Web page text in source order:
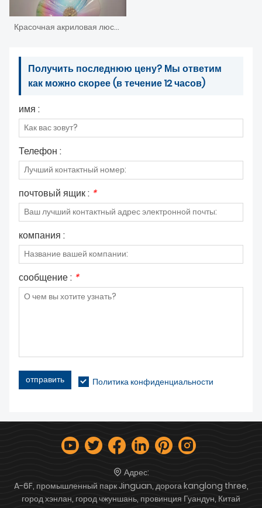
Красочная акриловая люстра для гостиной с листьями лотоса
Получить последнюю цену? Мы ответим
как можно скорее (в течение 12 часов)
имя :
Телефон :
почтовый ящик : *
компания :
сообщение : *
отправить Политика конфиденциальности
Адрес:
A-6F, промышленный парк Jinguan, дорога kanglong three,
город хэнлан, город чжуншань, провинция Гуандун, Китай